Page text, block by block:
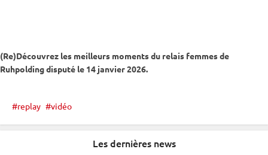
(Re)Découvrez les meilleurs moments du relais femmes de
Ruhpoldingdisputé le 14 janvier 2026.
replay vidéo
Les dernières news